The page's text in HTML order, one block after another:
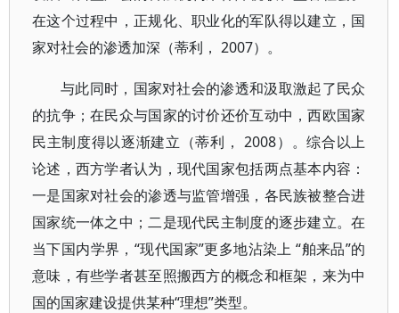
在这个过程中，正规化、职业化的军队得以建立，国
家对社会的渗透加深（蒂利， 2007）。
与此同时，国家对社会的渗透和汲取激起了民众
的抗争；在民众与国家的讨价还价互动中，西欧国家
民主制度得以逐渐建立（蒂利， 2008）。综合以上
论述，西方学者认为，现代国家包括两点基本内容：
一是国家对社会的渗透与监管增强，各民族被整合进
国家统一体之中；二是现代民主制度的逐步建立。在
当下国内学界，“现代国家”更多地沾染上 “舶来品”的
意味，有些学者甚至照搬西方的概念和框架，来为中
国的国家建设提供某种“理想”类型。